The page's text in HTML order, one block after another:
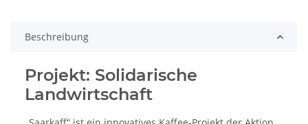
Beschreibung
Projekt: Solidarische
Landwirtschaft